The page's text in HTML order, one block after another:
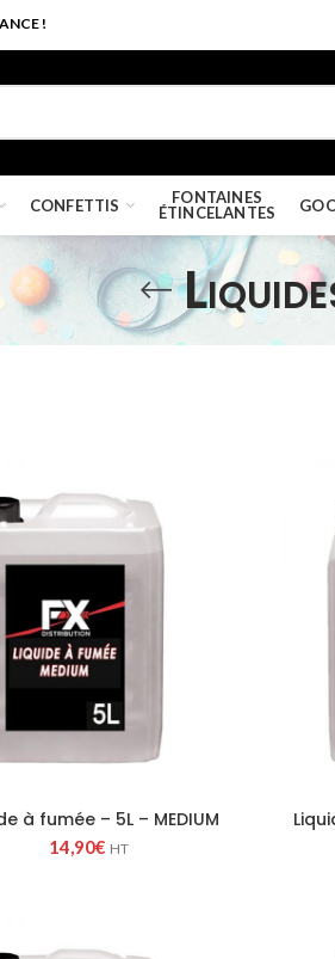
!
CONFETTIS
FONTAINES
ÉTINCELANTES
à fumée – 5L – MEDIUM
14,90€ HT